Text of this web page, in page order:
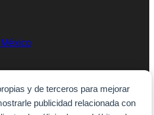
y de terceros para mejorar
publicidad relacionada con